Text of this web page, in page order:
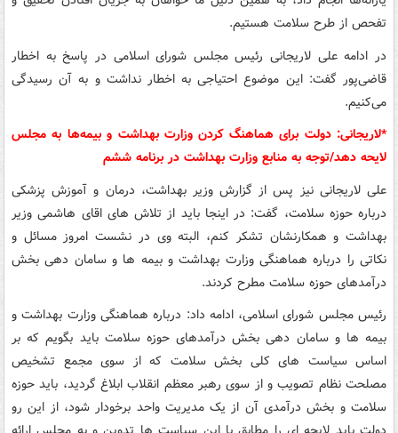
تفحص از طرح سلامت هستیم.
در ادامه علی لاریجانی رئیس مجلس شورای اسلامی در پاسخ به اخطار
قاضی‌پور گفت: این موضوع احتیاجی به اخطار نداشت و به آن رسیدگی
می‌کنیم.
*لاریجانی: دولت برای هماهنگ کردن وزارت بهداشت و بیمه‌ها به مجلس
لایحه دهد/توجه به منابع وزارت بهداشت در برنامه ششم
علی لاریجانی نیز پس از گزارش وزیر بهداشت، درمان و آموزش پزشکی
درباره حوزه سلامت، گفت: در اینجا باید از تلاش های اقای هاشمی وزیر
بهداشت و همکارنشان تشکر کنم، البته وی در نشست امروز مسائل و
نکاتی را درباره هماهنگی وزارت بهداشت و بیمه ها و سامان دهی بخش
درآمدهای حوزه سلامت مطرح کردند.
رئیس مجلس شورای اسلامی، ادامه داد: درباره هماهنگی وزارت بهداشت و
بیمه ها و سامان دهی بخش درآمدهای حوزه سلامت باید بگویم که بر
اساس سیاست های کلی بخش سلامت که از سوی مجمع تشخیص
مصلحت نظام تصویب و از سوی رهبر معظم انقلاب ابلاغ گردید، باید حوزه
سلامت و بخش درآمدی آن از یک مدیریت واحد برخودار شود، از این رو